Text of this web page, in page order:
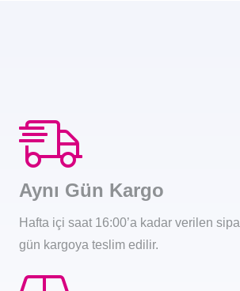
Aynı Gün Kargo
Hafta içi saat 16:00’a kadar verilen
gün kargoya teslim edilir.